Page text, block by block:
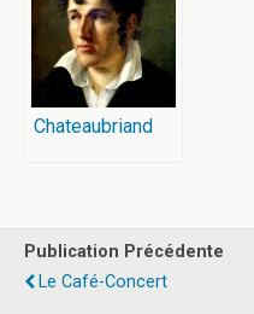
Chateaubriand
Publication Précédente
Le Café-Concert